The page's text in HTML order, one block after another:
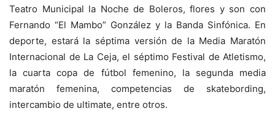
Teatro Municipal la Noche de Boleros, flores y son con
Fernando “El Mambo” González y la Banda Sinfónica. En
deporte, estará la séptima versión de la Media Maratón
Internacional de La Ceja, el séptimo Festival de Atletismo,
la cuarta copa de fútbol femenino, la segunda media
maratón femenina, competencias de skatebording,
intercambio de ultimate, entre otros.